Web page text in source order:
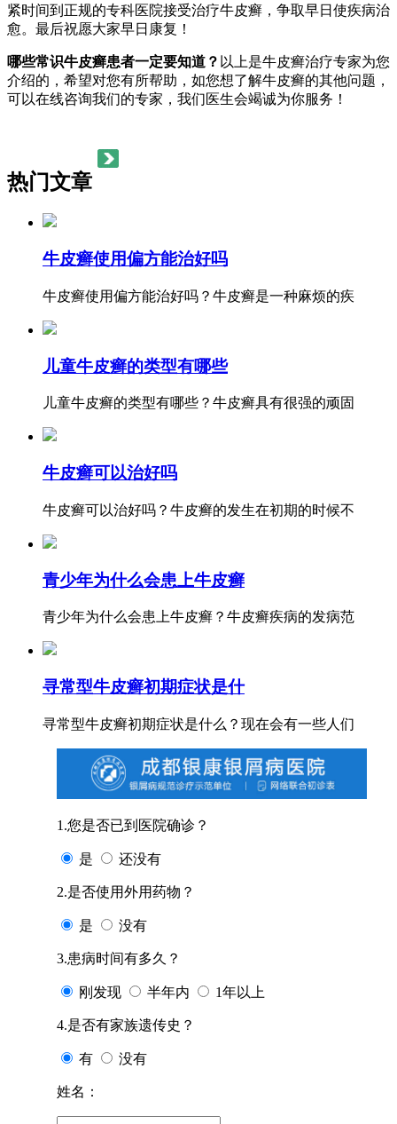
紧时间到正规的专科医院接受治疗牛皮癣，争取早日使疾病治
愈。最后祝愿大家早日康复！
哪些常识牛皮癣患者一定要知道？ 以上是牛皮癣治疗专家为您
介绍的，希望对您有所帮助，如您想了解牛皮癣的其他问题，
可以在线咨询我们的专家，我们医生会竭诚为你服务！
热门文章
牛皮癣使用偏方能治好吗
牛皮癣使用偏方能治好吗？牛皮癣是一种麻烦的疾
儿童牛皮癣的类型有哪些
儿童牛皮癣的类型有哪些？牛皮癣具有很强的顽固
牛皮癣可以治好吗
牛皮癣可以治好吗？牛皮癣的发生在初期的时候不
青少年为什么会患上牛皮癣
青少年为什么会患上牛皮癣？牛皮癣疾病的发病范
寻常型牛皮癣初期症状是什
寻常型牛皮癣初期症状是什么？现在会有一些人们
1.您是否已到医院确诊？
是 还没有
2.是否使用外用药物？
是 没有
3.患病时间有多久？
刚发现 半年内 1年以上
4.是否有家族遗传史？
有 没有
姓名：